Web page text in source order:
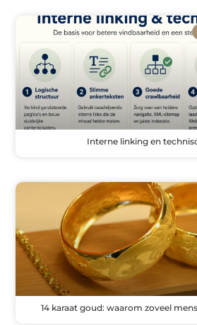
Interne linking en
14 karaat goud: waarom zoveel